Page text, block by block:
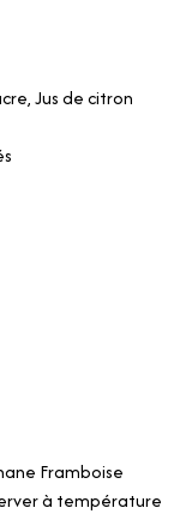
Jus de citron
Framboise
à température